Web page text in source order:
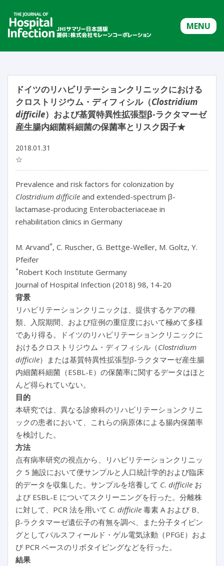
MENU
ドイツのリハビリテーションクリニックにおける
クロストリジウム・ディフィシル（Clostridium
difficile）および基質特異性拡張型β-ラクタマーゼ
産生腸内細菌科細菌の保菌率とリスク因子★
2018.01.31
☆
Prevalence and risk factors for colonization by
Clostridium difficile and extended-spectrum β-
lactamase-producing Enterobacteriaceae in
rehabilitation clinics in Germany
M. Arvand*, C. Ruscher, G. Bettge-Weller, M. Goltz, Y.
Pfeifer
*Robert Koch Institute Germany
Journal of Hospital Infection (2018) 98, 14-20
背景
リハビリテーションクリニックは、提供するケアの種
類、入院期間、および症例の重症度において極めて多様
であり得る。ドイツのリハビリテーションクリニックに
おけるクロストリジウム・ディフィシル（Clostridium
difficile）または基質特異性拡張型β-ラクタマーゼ産生腸
内細菌科細菌（ESBL-E）の保菌率に関するデータはほと
んど得られていない。
目的
本研究では、異なる診療科のリハビリテーションクリニ
ックの患者において、これらの病原体による腸内保菌率
を検討した。
方法
点有病率研究の視点から、リハビリテーションクリニッ
ク 5 施設において便サンプルと人口統計学的および臨床
的データを収集した。サンプルを培養して C. difficile お
よび ESBL-E についてスクリーニングを行った。分離株
に対して、PCR 法を用いて C. difficile 毒素 A および B、
β-ラクタマーゼ遺伝子の有無を調べ、また分子タイピン
グとしてパルスフィールド・ゲル電気泳動（PFGE）およ
び PCR ベースのリボタイピングなどを行った。
結果